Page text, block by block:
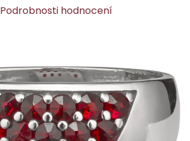
Podrobnosti hodnocení